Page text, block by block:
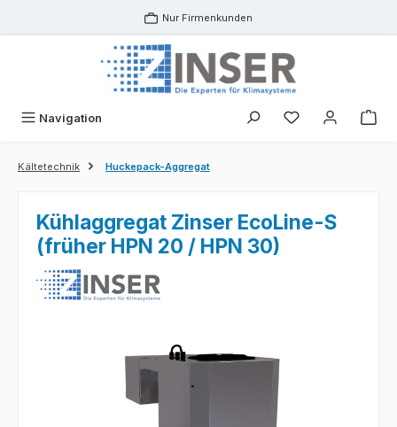
Zum Hauptinhalt springen Nur Firmenkunden
Navigation
Kältetechnik Huckepack-Aggregat
Kühlaggregat Zinser EcoLine-S
(früher HPN 20 / HPN 30)
Bildergalerie überspringen